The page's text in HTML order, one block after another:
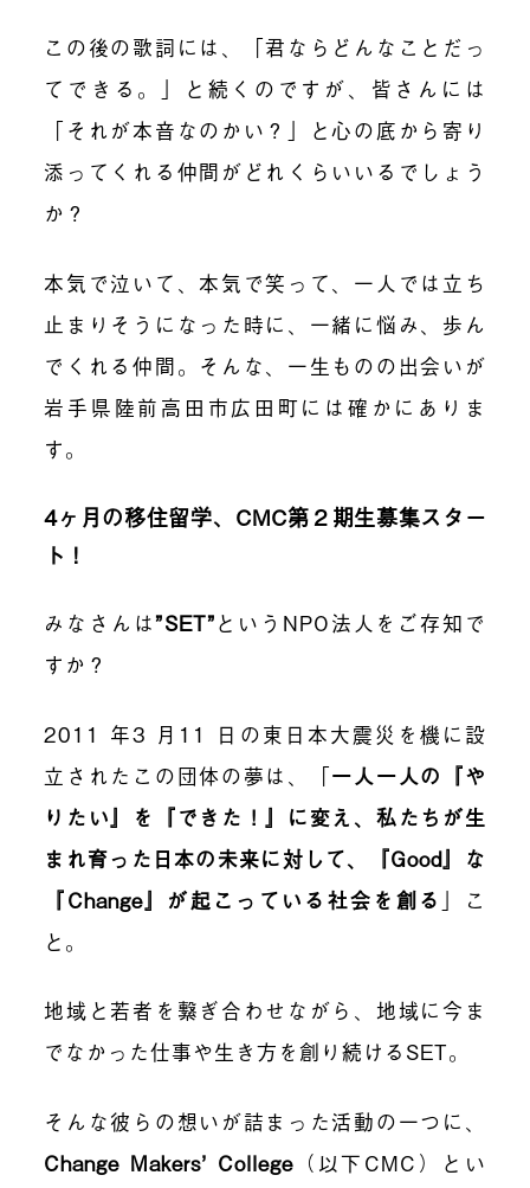
この後の歌詞には、「君ならどんなことだっ
てできる。」と続くのですが、皆さんには
「それが本音なのかい？」と心の底から寄り
添ってくれる仲間がどれくらいいるでしょう
か？
本気で泣いて、本気で笑って、一人では立ち
止まりそうになった時に、一緒に悩み、歩ん
でくれる仲間。そんな、一生ものの出会いが
岩手県陸前高田市広田町には確かにありま
す。
4ヶ月の移住留学、 CMC第２期生募集スター
ト！
みなさんは”SET”という NPO法人をご存知で
すか？
2011 年3 月 11
日の東日本大震災を機に設
立されたこの団体の夢は、
「一人一人の『や
りたい』を『できた！』に変え、私たちが生
まれ育った日本の未来に対して、『Good』な
『Change』が起こっている社会を創る 」
こ
と。
地域と若者を繋ぎ合わせながら、地域に今ま
でなかった仕事や生き方を創り続ける SET。
そんな彼らの想いが詰まった活動の一つに、
Change Makers’ College（以下 CMC ）とい